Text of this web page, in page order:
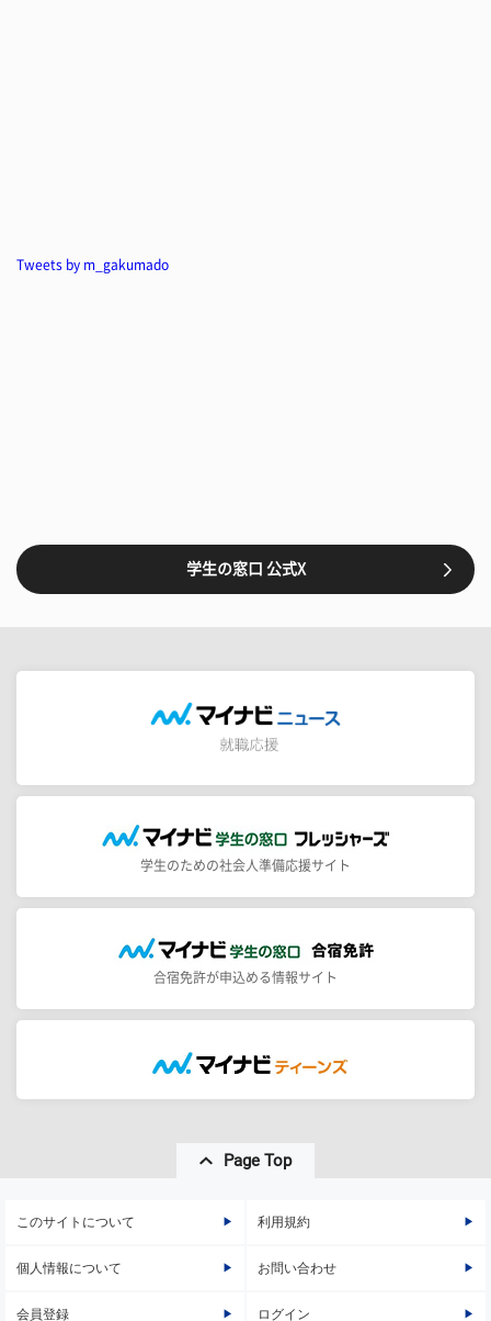
Tweets by m_gakumado
学生の窓口 公式X
学生のための社会人準備応援サイト
合宿免許が申込める情報サイト
Page Top
このサイトについて 利用規約
個人情報について お問い合わせ
会員登録 ログイン